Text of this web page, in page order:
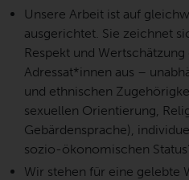
Unsere Arbeit ist auf
ausgerichtet. Sie zeichnet
Respekt und
Adressat*innen aus –
und ethnischen
sexuellen Orientierung,
Gebärdensprache),
sozio-ökonomischen
Wir stehen für eine gelebte